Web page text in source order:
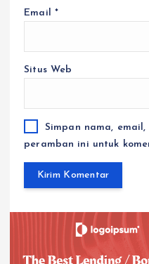
Email *
Situs Web
Simpan nama,
peramban ini untuk